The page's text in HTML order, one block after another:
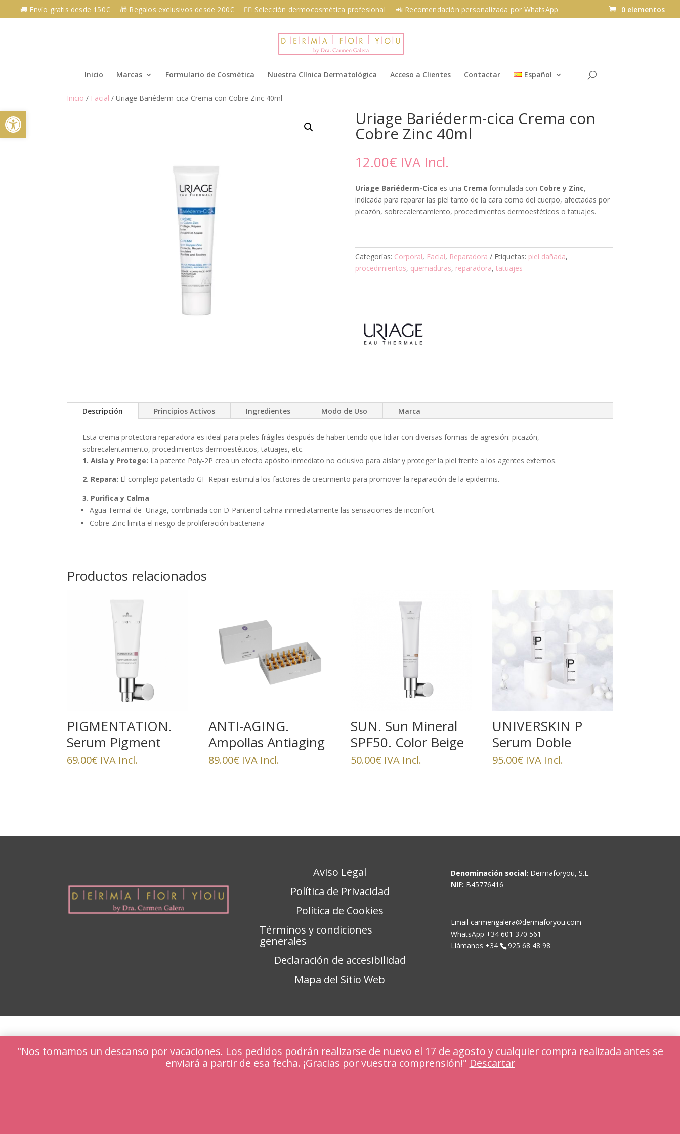
content
Abrir barra de herramientas
"Nos tomamos un descanso por vacaciones. Los pedidos podrán realizarse de nuevo el 17 de agosto y cualquier compra realizada antes se
enviará a partir de esa fecha. ¡Gracias por vuestra comprensión!" Descartar
🚚 Envío gratis desde 150€ 🎁 Regalos exclusivos desde 200€ 👩‍⚕️ Selección dermocosmética profesional 📲 Recomendación personalizada por WhatsApp 0 elementos
Inicio Marcas Formulario de Cosmética Nuestra Clínica Dermatológica Acceso a Clientes Contactar Español
Inicio / Facial / Uriage Bariéderm-cica Crema con Cobre Zinc 40ml
Uriage Bariéderm-cica Crema con
Cobre Zinc 40ml
12.00€ IVA Incl.
Uriage Bariéderm-Cica es una Crema formulada con Cobre y Zinc,
indicada para reparar las piel tanto de la cara como del cuerpo, afectadas por
picazón, sobrecalentamiento, procedimientos dermoestéticos o tatuajes.
Categorías: Corporal, Facial, Reparadora Etiquetas: piel dañada,
procedimientos, quemaduras, reparadora, tatuajes
Descripción Principios Activos Ingredientes Modo de Uso Marca
Esta crema protectora reparadora es ideal para pieles frágiles después de haber tenido que lidiar con diversas formas de agresión: picazón,
sobrecalentamiento, procedimientos dermoestéticos, tatuajes, etc.
1. Aisla y Protege: La patente Poly-2P crea un efecto apósito inmediato no oclusivo para aislar y proteger la piel frente a los agentes externos.
2. Repara: El complejo patentado GF-Repair estimula los factores de crecimiento para promover la reparación de la epidermis.
3. Purifica y Calma
Agua Termal de Uriage, combinada con D-Pantenol calma inmediatamente las sensaciones de inconfort.
Cobre-Zinc limita el riesgo de proliferación bacteriana
Productos relacionados
PIGMENTATION.
Serum Pigment
Control
69.00€ IVA Incl.
ANTI-AGING.
Ampollas Antiaging
Growth Factor
89.00€ IVA Incl.
SUN. Sun Mineral
SPF50. Color Beige
50.00€ IVA Incl.
UNIVERSKIN P
Serum Doble
95.00€ IVA Incl.
Aviso Legal
Política de Privacidad
Política de Cookies
Términos y condiciones
generales
Declaración de accesibilidad
Mapa del Sitio Web
Denominación social: Dermaforyou, S.L.
NIF: B45776416
Email carmengalera@dermaforyou.com
WhatsApp +34 601 370 561
Llámanos +34
925 68 48 98